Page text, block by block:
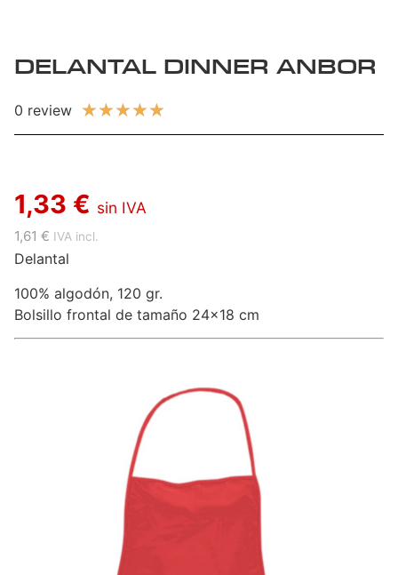
DELANTAL DINNER ANBOR
0 review ★★★★★
1,33 € sin IVA
1,61 € IVA incl.
Delantal
100% algodón, 120 gr.
Bolsillo frontal de tamaño 24×18 cm